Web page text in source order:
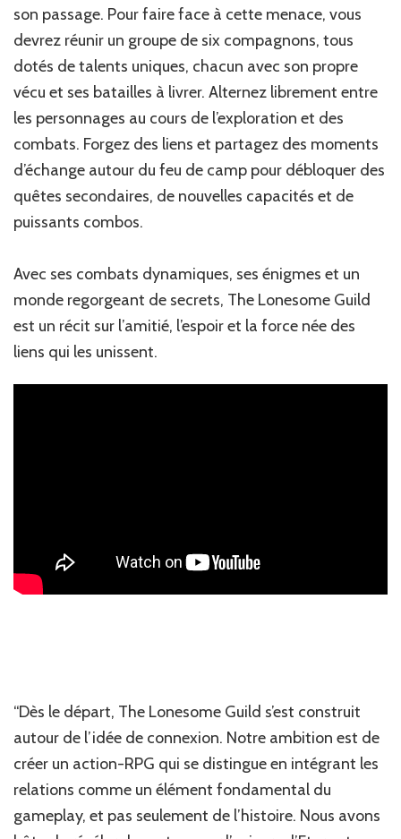
son passage. Pour faire face à cette menace, vous
devrez réunir un groupe de six compagnons, tous
dotés de talents uniques, chacun avec son propre
vécu et ses batailles à livrer. Alternez librement entre
les personnages au cours de l’exploration et des
combats. Forgez des liens et partagez des moments
d’échange autour du feu de camp pour débloquer des
quêtes secondaires, de nouvelles capacités et de
puissants combos.
Avec ses combats dynamiques, ses énigmes et un
monde regorgeant de secrets, The Lonesome Guild
est un récit sur l’amitié, l’espoir et la force née des
liens qui les unissent.
“Dès le départ, The Lonesome Guild s’est construit
autour de l’idée de connexion. Notre ambition est de
créer un action-RPG qui se distingue en intégrant les
relations comme un élément fondamental du
gameplay, et pas seulement de l’histoire. Nous avons